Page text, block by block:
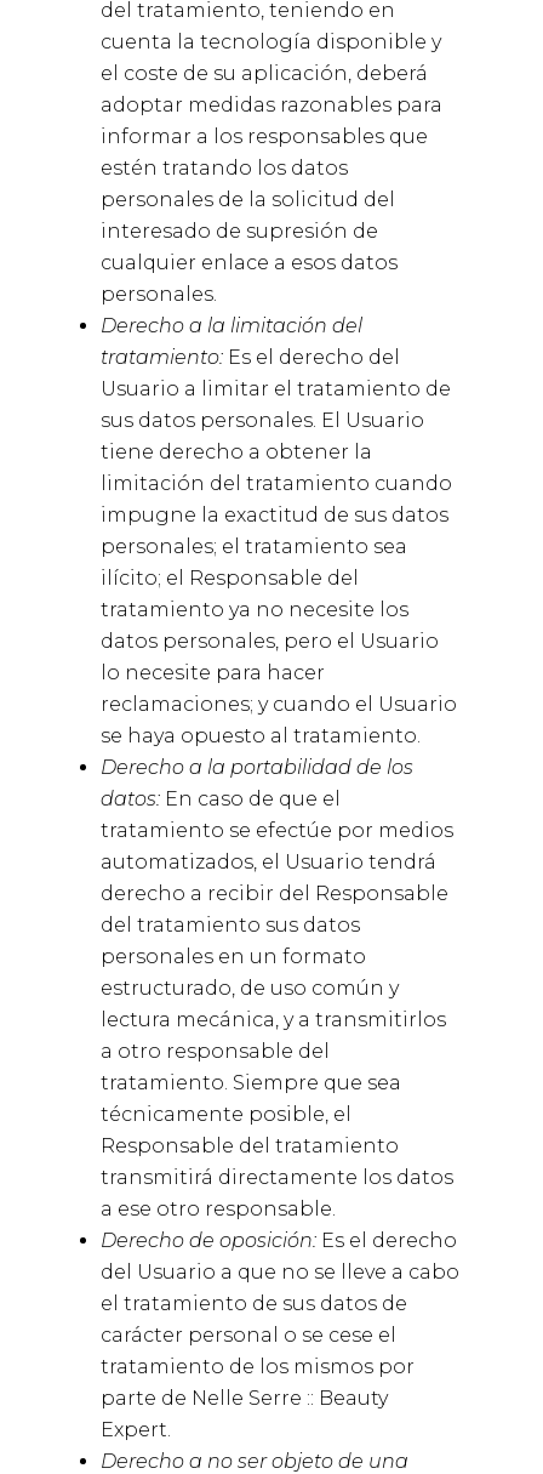
del tratamiento, teniendo en
cuenta la tecnología disponible y
el coste de su aplicación, deberá
adoptar medidas razonables para
informar a los responsables que
estén tratando los datos
personales de la solicitud del
interesado de supresión de
cualquier enlace a esos datos
personales.
Derecho a la limitación del
tratamiento: Es el derecho del
Usuario a limitar el tratamiento de
sus datos personales. El Usuario
tiene derecho a obtener la
limitación del tratamiento cuando
impugne la exactitud de sus datos
personales; el tratamiento sea
ilícito; el Responsable del
tratamiento ya no necesite los
datos personales, pero el Usuario
lo necesite para hacer
reclamaciones; y cuando el Usuario
se haya opuesto al tratamiento.
Derecho a la portabilidad de los
datos: En caso de que el
tratamiento se efectúe por medios
automatizados, el Usuario tendrá
derecho a recibir del Responsable
del tratamiento sus datos
personales en un formato
estructurado, de uso común y
lectura mecánica, y a transmitirlos
a otro responsable del
tratamiento. Siempre que sea
técnicamente posible, el
Responsable del tratamiento
transmitirá directamente los datos
a ese otro responsable.
Derecho de oposición: Es el derecho
del Usuario a que no se lleve a cabo
el tratamiento de sus datos de
carácter personal o se cese el
tratamiento de los mismos por
parte de Nelle Serre :: Beauty
Expert
Derecho a no ser objeto de una